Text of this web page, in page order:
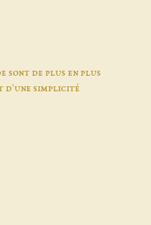
sont de plus en plus
d'une simplicité